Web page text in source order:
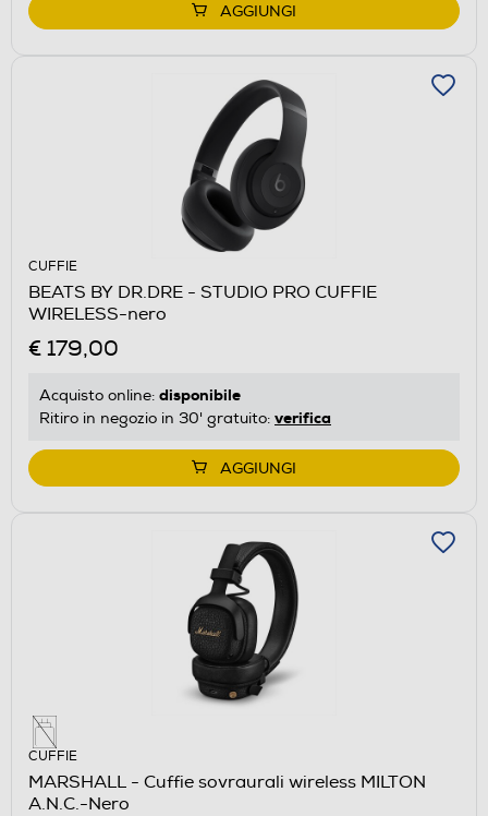
AGGIUNGI
CUFFIE
BEATS BY DR.DRE - STUDIO PRO CUFFIE
WIRELESS-nero
€ 179,00
Acquisto online: disponibile
Ritiro in negozio in 30' gratuito: verifica
AGGIUNGI
CUFFIE
MARSHALL - Cuffie sovraurali wireless MILTON
A.N.C.-Nero